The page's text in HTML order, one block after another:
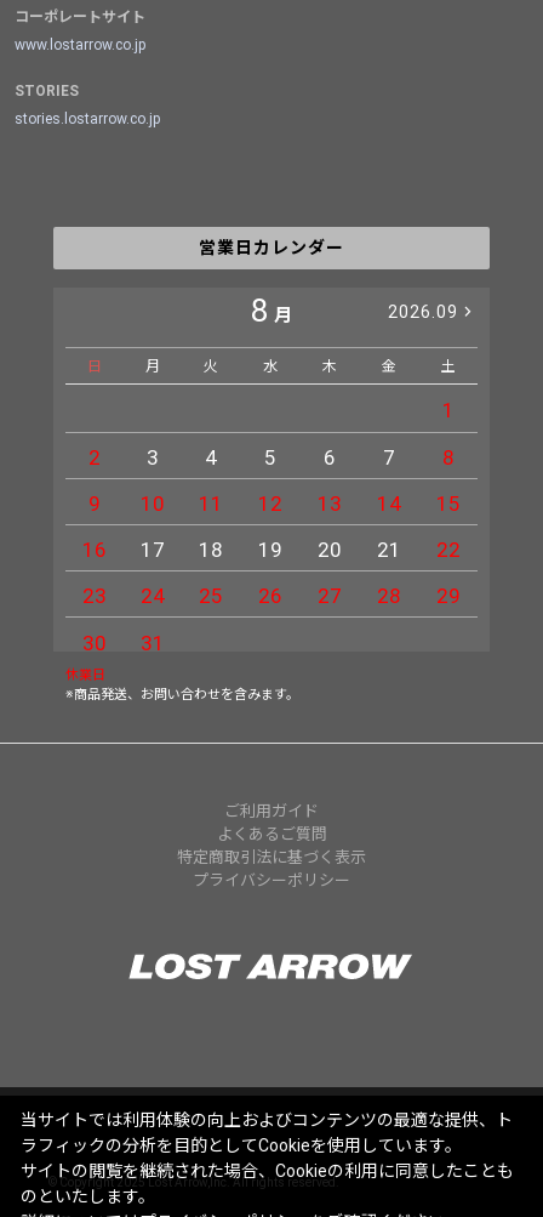
コーポレートサイト
www.lostarrow.co.jp
STORIES
stories.lostarrow.co.jp
営業日カレンダー
8 月 2026.09
日 月 火 水 木 金 土
1
2
3 4 5 6 7
8
9
10 11 12 13 14
15
16
17 18 19 20 21
22
23
24 25 26 27 28
29
30
31
休業日
※商品発送、お問い合わせを含みます。
ご利用ガイド
よくあるご質問
特定商取引法に基づく表示
プライバシーポリシー
© Copyright 2025 Lost Arrow,Inc. All rights reserved.
当サイトでは利用体験の向上およびコンテンツの最適な提供、ト
ラフィックの分析を目的としてCookieを使用しています。
サイトの閲覧を継続された場合、Cookieの利用に同意したことも
のといたします。